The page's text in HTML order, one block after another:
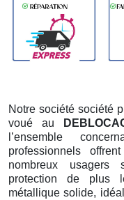
Notre société société
voué au
l’ensemble
professionnels
nombreux usagers
protection de plus
métallique solide,